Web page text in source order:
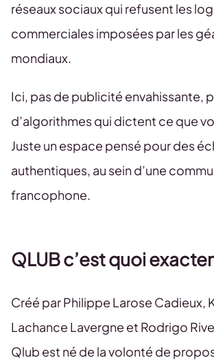
réseaux sociaux qui refusent les
commerciales imposées par les
mondiaux.
Ici, pas de publicité envahissante,
d’algorithmes qui dictent ce que
Juste un espace pensé pour des
authentiques, au sein d’une
francophone.
QLUB c’est quoi
Créé par Philippe Larose Cadieux,
Lachance Lavergne et Rodrigo
Qlub est né de la volonté de